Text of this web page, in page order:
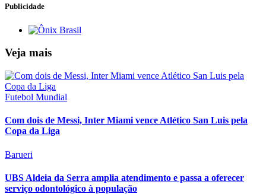
Publicidade
Veja mais
Futebol Mundial
Com dois de Messi, Inter Miami vence Atlético San Luis pela
Copa da Liga
Barueri
UBS Aldeia da Serra amplia atendimento e passa a oferecer
serviço odontológico à população